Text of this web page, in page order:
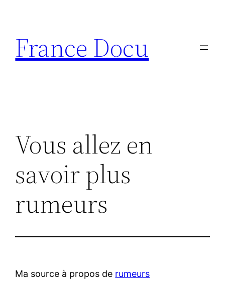
contenu
France Docu
Vous allez en
savoir plus
rumeurs
Ma source à propos de rumeurs